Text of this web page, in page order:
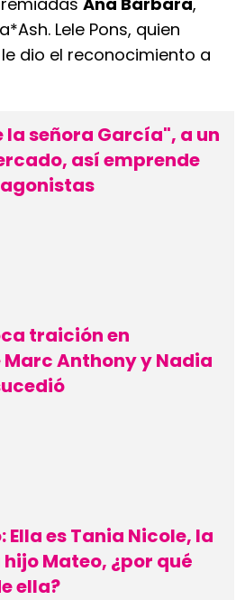
Lele Pons, quien
dio el reconocimiento a
la señora García", a un
así emprende
traición en
Anthony y Nadia
es Tania Nicole, la
Mateo, ¿por qué
ella?